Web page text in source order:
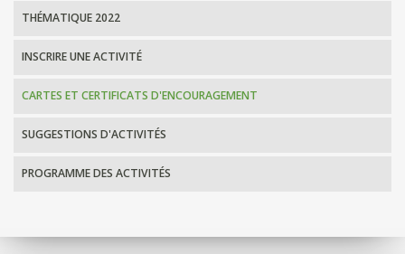
THÉMATIQUE 2022
INSCRIRE UNE ACTIVITÉ
CARTES ET CERTIFICATS D'ENCOURAGEMENT
SUGGESTIONS D'ACTIVITÉS
PROGRAMME DES ACTIVITÉS